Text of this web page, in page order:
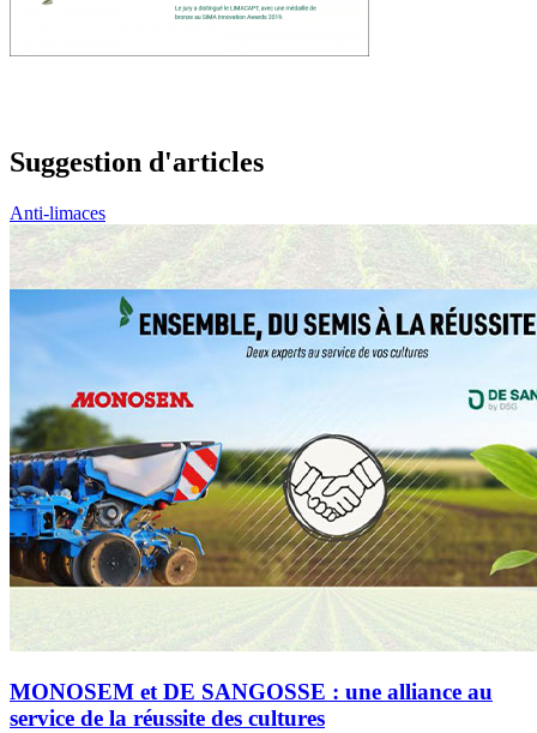
Suggestion d'articles
Anti-limaces
MONOSEM et DE SANGOSSE : une alliance au
service de la réussite des cultures